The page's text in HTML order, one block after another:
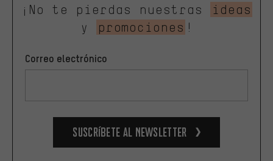
¡No te pierdas nuestras
ideas
y
promociones !
Correo electrónico
Suscríbete al newsletter